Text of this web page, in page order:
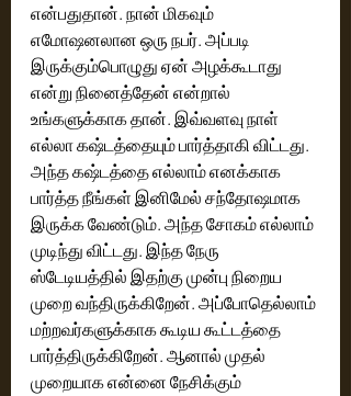
என்பதுதான். நான் மிகவும்
எமோஷனலான ஒரு நபர். அப்படி
இருக்கும்பொழுது ஏன் அழக்கூடாது
என்று நினைத்தேன் என்றால்
உங்களுக்காக தான். இவ்வளவு நாள்
எல்லா கஷ்டத்தையும் பார்த்தாகி விட்டது.
அந்த கஷ்டத்தை எல்லாம் எனக்காக
பார்த்த நீங்கள் இனிமேல் சந்தோஷமாக
இருக்க வேண்டும். அந்த சோகம் எல்லாம்
முடிந்து விட்டது. இந்த நேரு
ஸ்டேடியத்தில் இதற்கு முன்பு நிறைய
முறை வந்திருக்கிறேன். அப்போதெல்லாம்
மற்றவர்களுக்காக கூடிய கூட்டத்தை
பார்த்திருக்கிறேன். ஆனால் முதல்
முறையாக என்னை நேசிக்கும்